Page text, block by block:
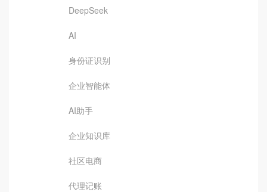
DeepSeek
AI
身份证识别
企业智能体
AI助手
企业知识库
社区电商
代理记账